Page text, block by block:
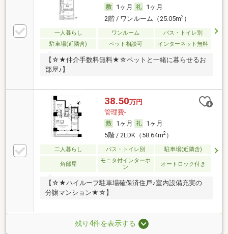
1ヶ月
1ヶ月
2階 / ワンルーム（25.05m2）
一人暮らし ワンルーム
バス・トイレ別
駐車場(近隣含)
ペット相談可 インターネット無料
【☆★仲介手数料無料★☆ペットと一緒に暮らせるお
部屋♪】
38.50万円
管理費-
1ヶ月
1ヶ月
5階 / 2LDK（58.64m2）
二人暮らし バス・トイレ別 駐車場(近隣含)
角部屋
モニタ付インターホ
ン
オートロック付き
【☆★ハイルーフ駐車場確保済住戸♪室内設備充実の
分譲マンション★☆】
残り4件を表示する